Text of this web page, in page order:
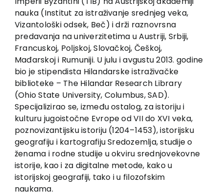
nauka (Institut za istraživanje srednjeg veka,
Vizantološki odsek, Beč) i drži raznovrsna
predavanja na univerzitetima u Austriji, Srbiji,
Francuskoj, Poljskoj, Slovačkoj, Češkoj,
Mađarskoj i Rumuniji. U julu i avgustu 2013. godine
bio je stipendista Hilandarske istraživačke
biblioteke – The Hilandar Research Library
(Ohio State University, Columbus, SAD).
Specijalizirao se, između ostalog, za istoriju i
kulturu jugoistočne Evrope od VII do XVI veka,
poznovizantijsku istoriju (1204–1453), istorijsku
geografiju i kartografiju Sredozemlja, studije o
ženama i rodne studije u okviru srednjovekovne
istorije, kao i za digitalne metode, kako u
istorijskoj geografiji, tako i u filozofskim
naukama.